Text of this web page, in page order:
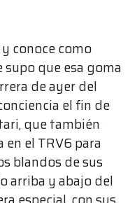
conoce como
que esa goma
de ayer del
el fin de
que también
el TRV6 para
blandos de sus
arriba y abajo del